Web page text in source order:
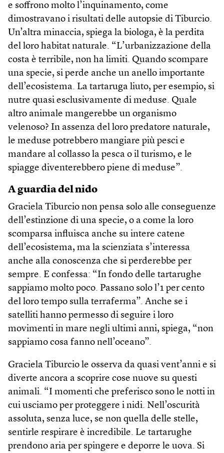
e soffrono molto l’inquinamento, come
dimostravano i risultati delle autopsie di Tiburcio.
Un’altra minaccia, spiega la biologa, è la perdita
del loro habitat naturale. “L’urbanizzazione della
costa è terribile, non ha limiti. Quando scompare
una specie, si perde anche un anello importante
dell’ecosistema. La tartaruga liuto, per esempio, si
nutre quasi esclusivamente di meduse. Quale
altro animale mangerebbe un organismo
velenoso? In assenza del loro predatore naturale,
le meduse potrebbero mangiare più pesci e
mandare al collasso la pesca o il turismo, e le
spiagge diventerebbero piene di meduse”.
A guardia del nido
Graciela Tiburcio non pensa solo alle conseguenze
dell’estinzione di una specie, o a come la loro
scomparsa influisca anche su intere catene
dell’ecosistema, ma la scienziata s’interessa
anche alla conoscenza che si perderebbe per
sempre. E confessa: “In fondo delle tartarughe
sappiamo molto poco. Passano solo l’1 per cento
del loro tempo sulla terraferma”. Anche se i
satelliti hanno permesso di seguire i loro
movimenti in mare negli ultimi anni, spiega, “non
sappiamo cosa fanno nell’oceano”.
Graciela Tiburcio le osserva da quasi vent’anni e si
diverte ancora a scoprire cose nuove su questi
animali. “I momenti che preferisco sono le notti in
cui usciamo per proteggere i nidi. Nell’oscurità
assoluta, senza luce, se non quella delle stelle,
sentirle respirare è incredibile. Le tartarughe
prendono aria per spingere e deporre le uova. Si